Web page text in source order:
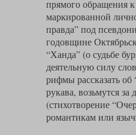
прямого обращения
маркированной
правда” под
годовщине
“Ханда” (о судьбе
деятельную силу
рифмы рассказать об
рукава, возьмутся
(стихотворение
романтикам или